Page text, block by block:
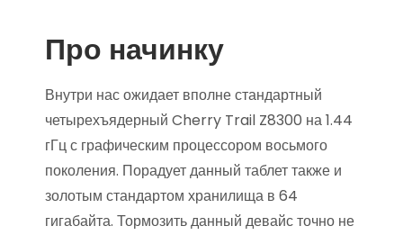
Про начинку
Внутри нас ожидает вполне стандартный
четырехъядерный Cherry Trail Z8300 на 1.44
гГц с графическим процессором восьмого
поколения. Порадует данный таблет также и
золотым стандартом хранилища в 64
гигабайта. Тормозить данный девайс точно не